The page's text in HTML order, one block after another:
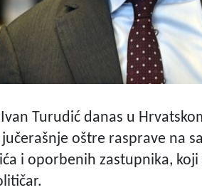
Turudić danas u
oštre rasprave na
i oporbenih zastupnika,